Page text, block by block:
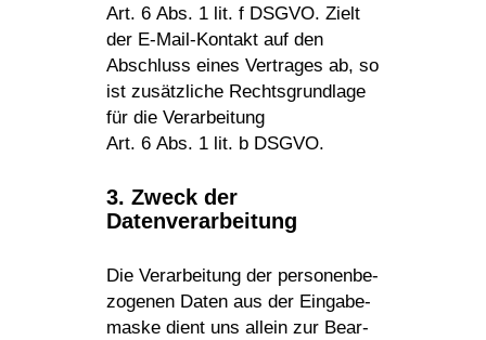
Art. 6 Abs. 1 lit. f DSGVO. Zielt
der E‑Mail-Kontakt auf den
Abschluss eines Vertrages ab, so
ist zusätz­liche Rechts­grund­lage
für die Verar­bei­tung
Art. 6 Abs. 1 lit. b DSGVO.
3. Zweck der
Datenverarbeitung
Die Verar­bei­tung der perso­nen­be­
zo­genen Daten aus der Einga­be­
maske dient uns allein zur Bear­